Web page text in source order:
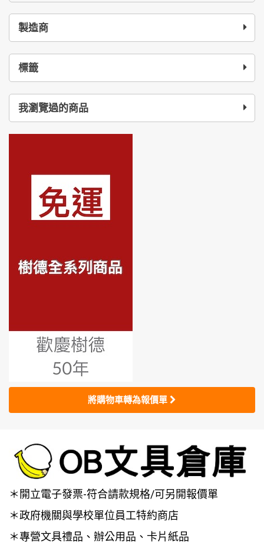
製造商
標籤
我瀏覽過的商品
將購物車轉為報價單
＊開立電子發票-符合請款規格/可另開報價單
＊政府機關與學校單位員工特約商店
＊專營文具禮品、辦公用品、卡片紙品